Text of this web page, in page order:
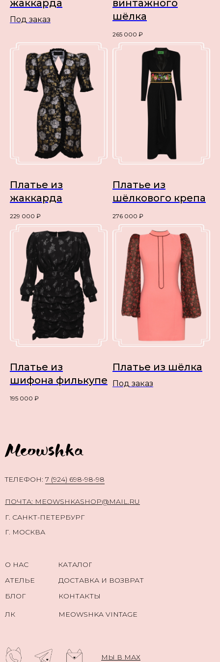
жаккарда
Под заказ
винтажного
шёлка
265 000 ₽
Платье из
жаккарда
229 000 ₽
Платье из
шёлкового крепа
276 000 ₽
Платье из
шифона филькупе
195 000 ₽
Платье из шёлка
Под заказ
МЫ В МАХ
TЕЛЕФОН: 7 (924) 698-98-98
ПОЧТА: MEOWSHKASHOP@MAIL.RU
Г. САНКТ-ПЕТЕРБУРГ
Г. МОСКВА
О НАС
КАТАЛОГ
АТЕЛЬЕ
БЛОГ
MEOWSHKA VINTAGE
ЛК
КОНТАКТЫ
ДОСТАВКА И ВОЗВРАТ